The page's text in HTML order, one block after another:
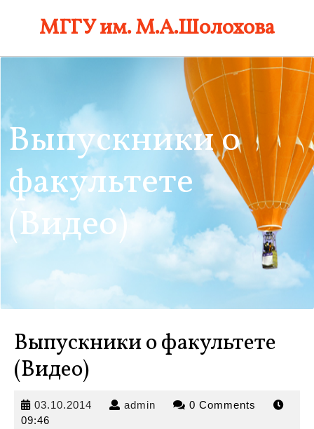
МГГУ им. М.А.Шолохова
Выпускники о
факультете
(Видео)
Выпускники о факультете
(Видео)
03.10.2014 03.10.2014
admin admin 0 Comments
09:46